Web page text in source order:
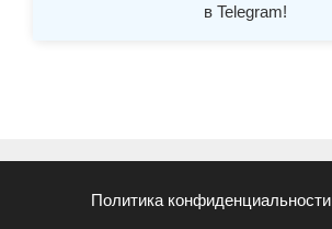
в Telegram!
Политика конфиденциальности